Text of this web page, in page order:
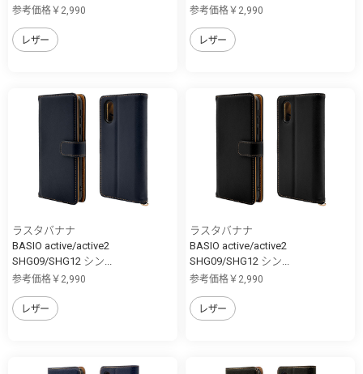
参考価格￥2,990
レザー
参考価格￥2,990
レザー
ラスタバナナ
BASIO active/active2
SHG09/SHG12 シン...
参考価格￥2,990
レザー
ラスタバナナ
BASIO active/active2
SHG09/SHG12 シン...
参考価格￥2,990
レザー